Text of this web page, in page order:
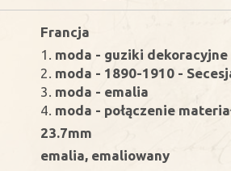
Francja
1. moda - guziki dekoracyjne
2. moda - 1890-1910 -
3. moda - emalia
4. moda - połączenie
23.7mm
emalia, emaliowany